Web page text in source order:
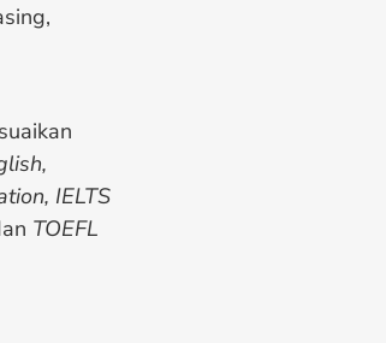
IELTS
TOEFL